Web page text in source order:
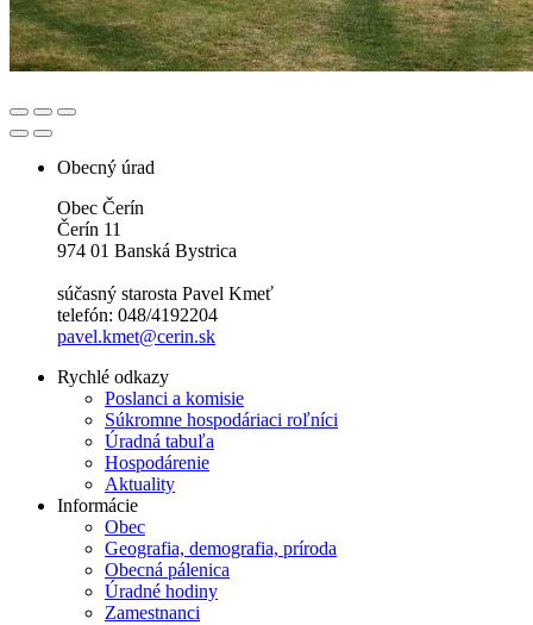
Obecný úrad
Obec Čerín
Čerín 11
974 01 Banská Bystrica
súčasný starosta Pavel Kmeť
telefón: 048/4192204
pavel.kmet@cerin.sk
Rychlé odkazy
Poslanci a komisie
Súkromne hospodáriaci roľníci
Úradná tabuľa
Hospodárenie
Aktuality
Informácie
Obec
Geografia, demografia, príroda
Obecná pálenica
Úradné hodiny
Zamestnanci